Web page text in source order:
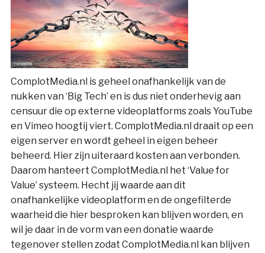
ComplotMedia.nl is geheel onafhankelijk van de
nukken van ‘Big Tech’ en is dus niet onderhevig aan
censuur die op externe videoplatforms zoals YouTube
en Vimeo hoogtij viert. ComplotMedia.nl draait op een
eigen server en wordt geheel in eigen beheer
beheerd. Hier zijn uiteraard kosten aan verbonden.
Daarom hanteert ComplotMedia.nl het ‘Value for
Value’ systeem. Hecht jij waarde aan dit
onafhankelijke videoplatform en de ongefilterde
waarheid die hier besproken kan blijven worden, en
wil je daar in de vorm van een donatie waarde
tegenover stellen zodat ComplotMedia.nl kan blijven